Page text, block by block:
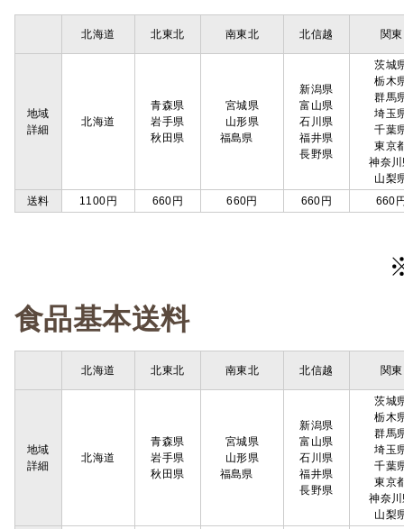
北海道 北東北 南東北 北信越 関東
地域
詳細
北海道
青森県
岩手県
秋田県
宮城県
山形県
福島県
新潟県
富山県
石川県
福井県
長野県
茨城
栃木
群馬
埼玉
千葉
東京
神奈
山梨
送料
1100円 660円 660円 660円 660
食品基本送料
北海道 北東北 南東北 北信越 関東
地域
詳細
北海道
青森県
岩手県
秋田県
宮城県
山形県
福島県
新潟県
富山県
石川県
福井県
長野県
茨城
栃木
群馬
埼玉
千葉
東京
神奈
山梨